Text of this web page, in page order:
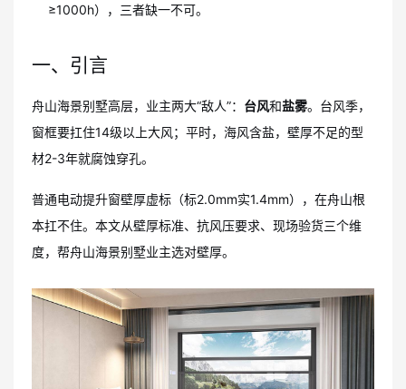
≥1000h），三者缺一不可。
一、引言
舟山海景别墅高层，业主两大“敌人”： 台风和盐雾。台风季，
窗框要扛住14级以上大风；平时，海风含盐，壁厚不足的型
材2-3年就腐蚀穿孔。
普通电动提升窗壁厚虚标（标2.0mm实1.4mm），在舟山根
本扛不住。本文从壁厚标准、抗风压要求、现场验货三个维
度，帮舟山海景别墅业主选对壁厚。